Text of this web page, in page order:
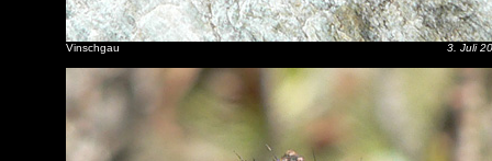
Vinschgau 3. Juli